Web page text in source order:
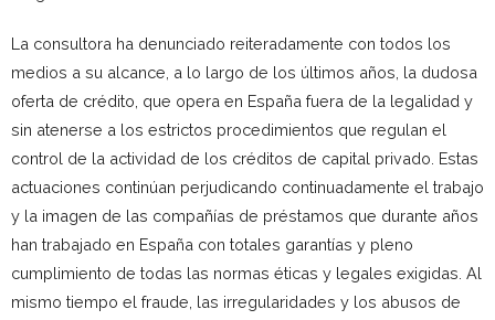
La consultora ha denunciado reiteradamente con todos los
medios a su alcance, a lo largo de los últimos años, la dudosa
oferta de crédito, que opera en España fuera de la legalidad y
sin atenerse a los estrictos procedimientos que regulan el
control de la actividad de los créditos de capital privado. Estas
actuaciones continúan perjudicando continuadamente el trabajo
y la imagen de las compañías de préstamos que durante años
han trabajado en España con totales garantías y pleno
cumplimiento de todas las normas éticas y legales exigidas. Al
mismo tiempo el fraude, las irregularidades y los abusos de